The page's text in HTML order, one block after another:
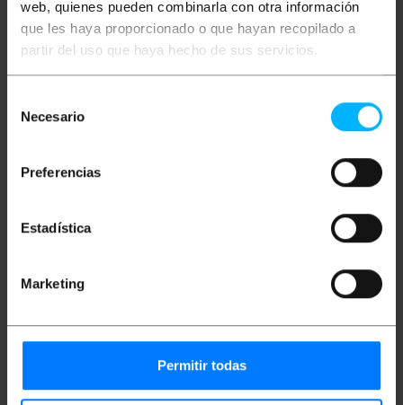
web, quienes pueden combinarla con otra información
que les haya proporcionado o que hayan recopilado a
partir del uso que haya hecho de sus servicios.
Necesario
Preferencias
Estadística
Marketing
Permitir todas
normativa IEC-60309.
Suporta voltatges de 380V a 450V i 16 A. Codi
de color vermell.
Clavilla d'endoll CETAC femella de 3P + T + N
per encastar.
perforacions per a fixació mitjançant cargols
(no inclosos).
Fabricat en plàstic PVC de primera qualitat.
Contactes de llautó niquelat anticorrosió.
Pes brut: 160 g
alçada): 8.5 x 8.0 x 7.5 cm
Nombre de paquets: 1